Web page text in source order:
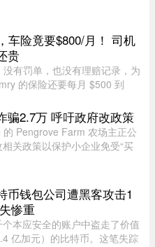
Croix，当时一名 ...
车险竟要$800/月！ 司机
贵
有罚单，也没有理赔记录，为
的保险还要每月 $500 到
接联系过保险公司，也使用了
的报价 ...
骗2.7万 呼吁政府改政策
Pengrove Farm 农场主正公
关政策以保护小企业免受“买
Penney 夫 ...
币钱包公司遭黑客攻击1
惨重
本应安全的账户中盗走了价值
亿加元）的比特币。这笔失踪